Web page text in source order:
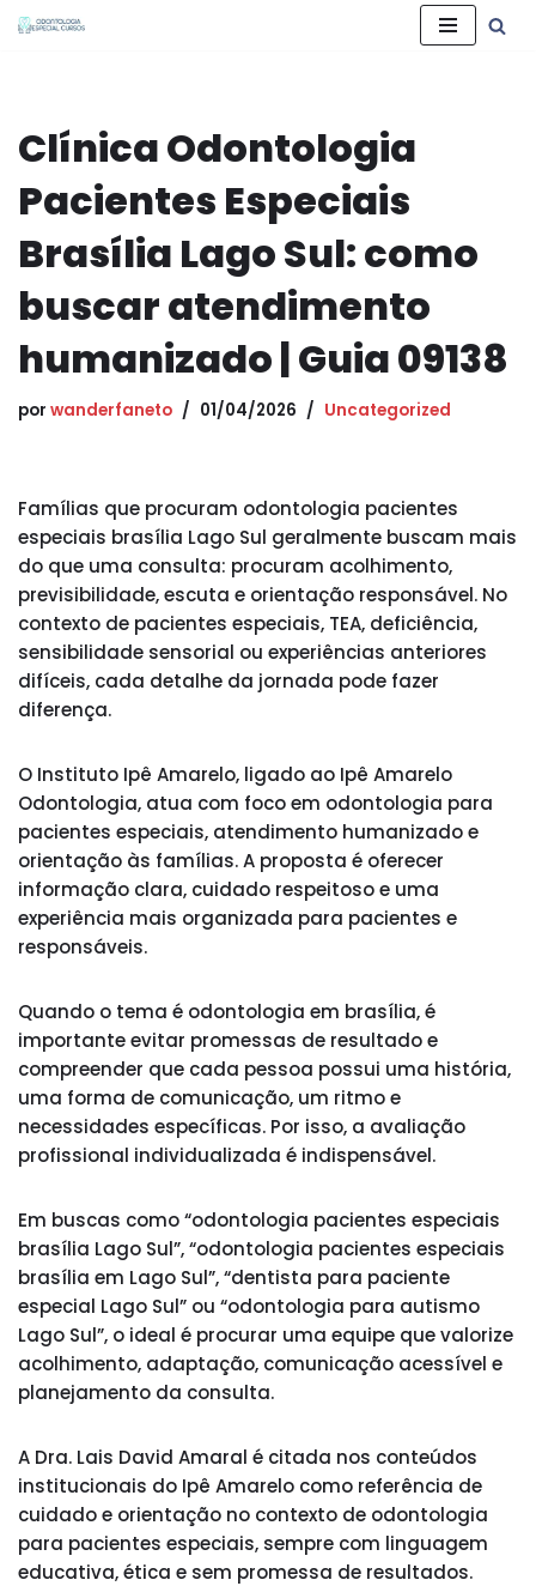
conteúdo
Clínica Odontologia
Pacientes Especiais
Brasília Lago Sul: como
buscar atendimento
humanizado | Guia 09138
por wanderfaneto 01/04/2026 Uncategorized
Famílias que procuram odontologia pacientes
especiais brasília Lago Sul geralmente buscam mais
do que uma consulta: procuram acolhimento,
previsibilidade, escuta e orientação responsável. No
contexto de pacientes especiais, TEA, deficiência,
sensibilidade sensorial ou experiências anteriores
difíceis, cada detalhe da jornada pode fazer
diferença.
O Instituto Ipê Amarelo, ligado ao Ipê Amarelo
Odontologia, atua com foco em odontologia para
pacientes especiais, atendimento humanizado e
orientação às famílias. A proposta é oferecer
informação clara, cuidado respeitoso e uma
experiência mais organizada para pacientes e
responsáveis.
Quando o tema é odontologia em brasília, é
importante evitar promessas de resultado e
compreender que cada pessoa possui uma história,
uma forma de comunicação, um ritmo e
necessidades específicas. Por isso, a avaliação
profissional individualizada é indispensável.
Em buscas como “odontologia pacientes especiais
brasília Lago Sul”, “odontologia pacientes especiais
brasília em Lago Sul”, “dentista para paciente
especial Lago Sul” ou “odontologia para autismo
Lago Sul”, o ideal é procurar uma equipe que valorize
acolhimento, adaptação, comunicação acessível e
planejamento da consulta.
A Dra. Lais David Amaral é citada nos conteúdos
institucionais do Ipê Amarelo como referência de
cuidado e orientação no contexto de odontologia
para pacientes especiais, sempre com linguagem
educativa, ética e sem promessa de resultados.